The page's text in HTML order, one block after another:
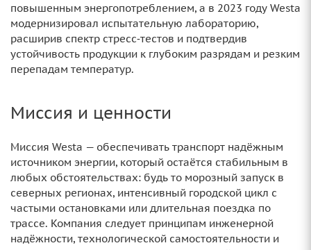
повышенным энергопотреблением, а в 2023 году Westa
модернизировал испытательную лабораторию,
расширив спектр стресс‑тестов и подтвердив
устойчивость продукции к глубоким разрядам и резким
перепадам температур.
Миссия и ценности
Миссия Westa — обеспечивать транспорт надёжным
источником энергии, который остаётся стабильным в
любых обстоятельствах: будь то морозный запуск в
северных регионах, интенсивный городской цикл с
частыми остановками или длительная поездка по
трассе. Компания следует принципам инженерной
надёжности, технологической самостоятельности и